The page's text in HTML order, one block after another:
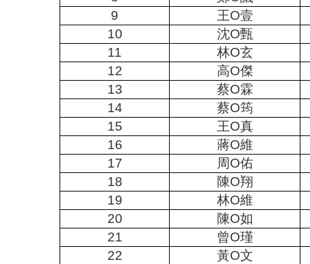
9
王O壹
10
沈O甄
11
林O玄
12
高O傑
13
蔡O霖
14
蔡O筠
15
王O真
16
蔣O維
17
周 O佑
18
陳O翔
19
林O維
20
陳O如
21
曾O瑾
22
黃O文